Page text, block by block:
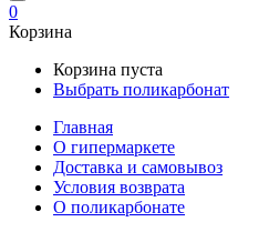
0
Корзина
Корзина пуста
Выбрать поликарбонат
Главная
О гипермаркете
Доставка и самовывоз
Условия возврата
О поликарбонате